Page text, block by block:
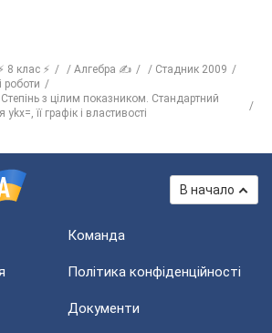
8 клас ⚡ Алгебра ✍
Стадник 2009
роботи
з цілим показником. Стандартний
її графік і властивості
В начало
Команда
Політика конфіденційності
Документи